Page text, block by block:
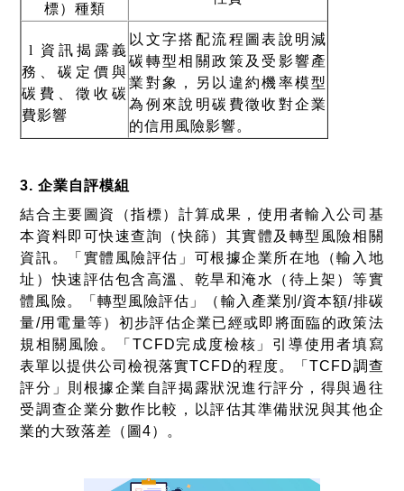
標）種類
l
資訊揭露義
務、碳定價與
碳費、徵收碳
費影響
以文字搭配流程圖表說明減
碳轉型相關政策及受影響產
業對象，另以違約機率模型
為例來說明碳費徵收對企業
的信用風險影響。
3.企業自評模組
結合主要圖資（指標）計算成果，使用者輸入公司基
本資料即可快速查詢（快篩）其實體及轉型風險相關
資訊。「實體風險評估」可根據企業所在地（輸入地
址）快速評估包含高溫、乾旱和淹水（待上架）等實
體風險。「轉型風險評估」（輸入產業別/資本額/排碳
量/用電量等）初步評估企業已經或即將面臨的政策法
規相關風險。「 TCFD完成度檢核」引導使用者填寫
表單以提供公司檢視落實TCFD的程度。「TCFD調查
評分」則根據企業自評揭露狀況進行評分，得與過往
受調查企業分數作比較，以評估其準備狀況與其他企
業的大致落差（圖4）。